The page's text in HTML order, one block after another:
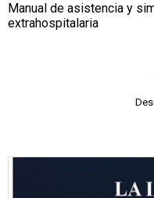
Manual de asistencia y
extrahospitalaria